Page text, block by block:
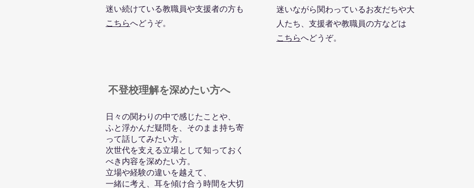
迷い続けている教職員や支援者の方も
こちらへどうぞ。
迷いながら関わっているお友だちや大
人たち、支援者や教職員の方などは
こちらへどうぞ。
​不登校理解を深めたい方へ
日々の関わりの中で感じたことや、
ふと浮かんだ疑問を、そのまま持ち寄
って話してみたい方。
​次世代を支える立場として知っておく
べき内容を深めたい方。
立場や経験の違いを越えて、
一緒に考え、耳を傾け合う時間を大切